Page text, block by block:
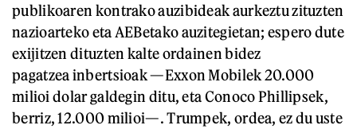
publikoaren kontrako auzibideak aurkeztu zituzten
nazioarteko eta AEBetako auzitegietan; espero dute
exijitzen dituzten kalte ordainen bidez
pagatzea inbertsioak —Exxon Mobilek 20.000
milioi dolar galdegin ditu, eta Conoco Phillipsek,
berriz, 12.000 milioi—. Trumpek, ordea, ez du uste